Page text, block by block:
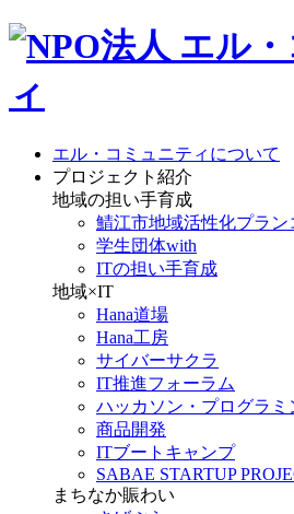
エル・コミュニティについて
プロジェクト紹介
地域の担い手育成
鯖江市地域活性化プラン
学生団体with
ITの担い手育成
地域×IT
Hana道場
Hana工房
サイバーサクラ
IT推進フォーラム
ハッカソン・プログラミ
商品開発
ITブートキャンプ
SABAE STARTUP
まちなか賑わい